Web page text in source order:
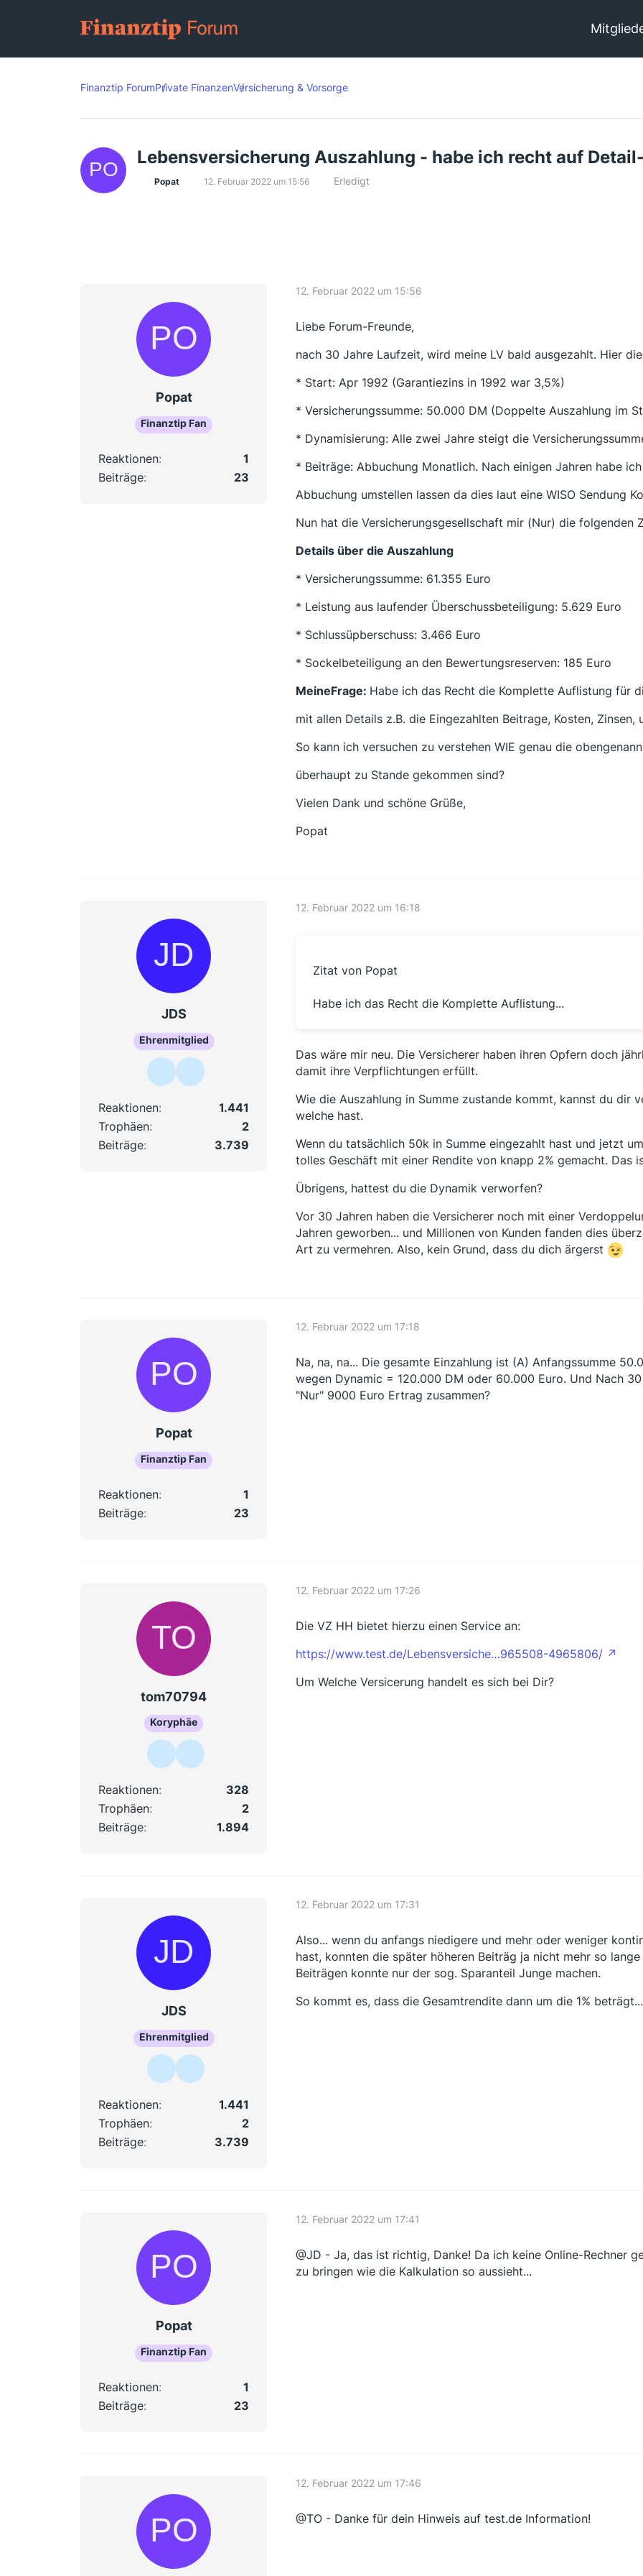
Finanztip ForumPrivate FinanzenVersicherung & Vorsorge
Lebensversicherung Auszahlung - habe ich recht auf
Popat 12. Februar 2022 um 15:56 Erledigt
Popat
Finanztip Fan
Reaktionen
1
Beiträge
23
12. Februar 2022 um 15:56
Liebe Forum-Freunde,
nach 30 Jahre Laufzeit, wird meine LV bald ausgezahlt. Hier
* Start: Apr 1992 (Garantiezins in 1992 war 3,5%)
* Versicherungssumme: 50.000 DM (Doppelte Auszahlung im
* Dynamisierung: Alle zwei Jahre steigt die
* Beiträge: Abbuchung Monatlich. Nach einigen Jahren habe
Abbuchung umstellen lassen da dies laut eine WISO Sendung
Nun hat die Versicherungsgesellschaft mir (Nur) die folgenden
Details über die Auszahlung
* Versicherungssumme: 61.355 Euro
* Leistung aus laufender Überschussbeteiligung: 5.629 Euro
* Schlussüpberschuss: 3.466 Euro
* Sockelbeteiligung an den Bewertungsreserven: 185 Euro
MeineFrage: Habe ich das Recht die Komplette Auflistung für
mit allen Details z.B. die Eingezahlten Beitrage, Kosten, Zinsen,
So kann ich versuchen zu verstehen WIE genau die
überhaupt zu Stande gekommen sind?
Vielen Dank und schöne Grüße,
Popat
JDS
Ehrenmitglied
Reaktionen
1.441
Trophäen
2
Beiträge
3.739
12. Februar 2022 um 16:18
Zitat von Popat
Habe ich das Recht die Komplette Auflistung...
Das wäre mir neu. Die Versicherer haben ihren Opfern doch
damit ihre Verpflichtungen erfüllt.
Wie die Auszahlung in Summe zustande kommt, kannst du dir
welche hast.
Wenn du tatsächlich 50k in Summe eingezahlt hast und jetzt
tolles Geschäft mit einer Rendite von knapp 2% gemacht. Das
Übrigens, hattest du die Dynamik verworfen?
Vor 30 Jahren haben die Versicherer noch mit einer
Jahren geworben... und Millionen von Kunden fanden dies
Art zu vermehren. Also, kein Grund, dass du dich ärgerst
Popat
Finanztip Fan
Reaktionen
1
Beiträge
23
12. Februar 2022 um 17:18
Na, na, na... Die gesamte Einzahlung ist (A) Anfangssumme
wegen Dynamic = 120.000 DM oder 60.000 Euro. Und Nach
"Nur" 9000 Euro Ertrag zusammen?
tom70794
Koryphäe
Reaktionen
328
Trophäen
2
Beiträge
1.894
12. Februar 2022 um 17:26
Die VZ HH bietet hierzu einen Service an:
https://www.test.de/Lebensversiche…965508-4965806/
Um Welche Versicerung handelt es sich bei Dir?
JDS
Ehrenmitglied
Reaktionen
1.441
Trophäen
2
Beiträge
3.739
12. Februar 2022 um 17:31
Also... wenn du anfangs niedigere und mehr oder weniger
hast, konnten die später höheren Beiträg ja nicht mehr so
Beiträgen konnte nur der sog. Sparanteil Junge machen.
So kommt es, dass die Gesamtrendite dann um die 1%
Popat
Finanztip Fan
Reaktionen
1
Beiträge
23
12. Februar 2022 um 17:41
@JD - Ja, das ist richtig, Danke! Da ich keine Online-Rechner
zu bringen wie die Kalkulation so aussieht...
12. Februar 2022 um 17:46
@TO - Danke für dein Hinweis auf test.de Information!